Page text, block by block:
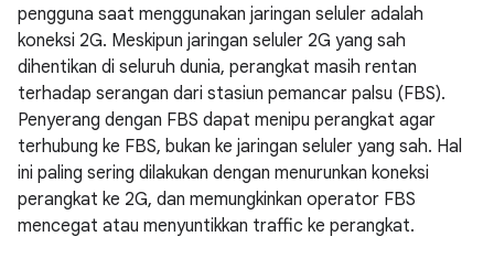
pengguna saat menggunakan jaringan seluler adalah
koneksi 2G. Meskipun jaringan seluler 2G yang sah
dihentikan di seluruh dunia, perangkat masih rentan
terhadap serangan dari stasiun pemancar palsu (FBS).
Penyerang dengan FBS dapat menipu perangkat agar
terhubung ke FBS, bukan ke jaringan seluler yang sah. Hal
ini paling sering dilakukan dengan menurunkan koneksi
perangkat ke 2G, dan memungkinkan operator FBS
mencegat atau menyuntikkan traffic ke perangkat.